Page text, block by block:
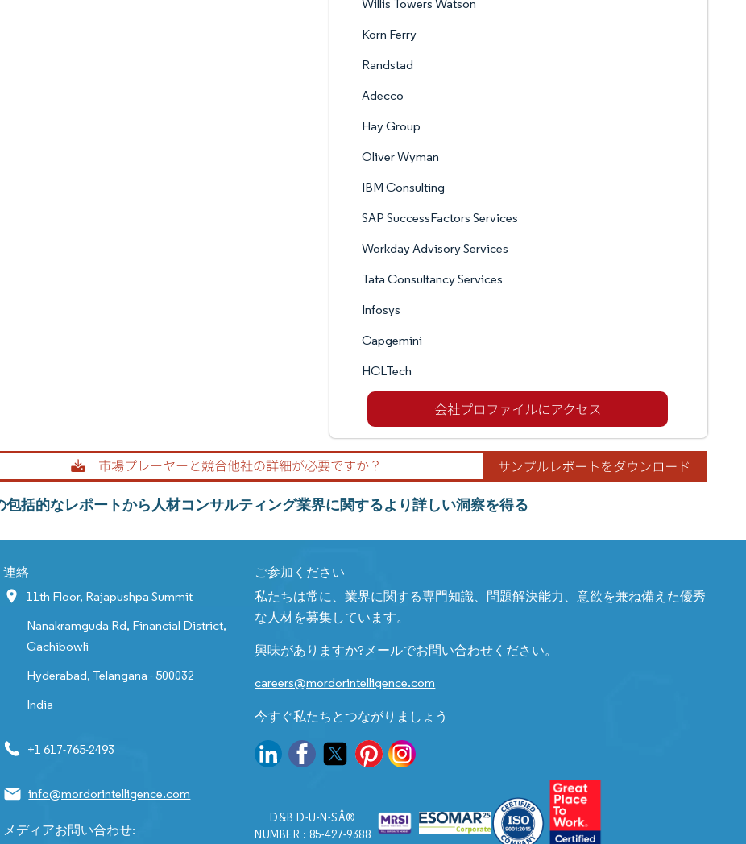
Willis Towers Watson
Korn Ferry
Randstad
Adecco
Hay Group
Oliver Wyman
IBM Consulting
SAP SuccessFactors Services
Workday Advisory Services
Tata Consultancy Services
Infosys
Capgemini
HCLTech
包括的なレポートから人材コンサルティング業界に関するより詳しい洞察を得る
連絡
11th Floor, Rajapushpa Summit
Nanakramguda Rd, Financial District,
Gachibowli
Hyderabad, Telangana - 500032
India
+1 617-765-2493
info@mordorintelligence.com
メディアお問い合わせ:
ご参加ください
私たちは常に、業界に関する専門知識、問題解決能力、意欲を兼ね備えた優秀
な人材を募集しています。
興味がありますか?メールでお問い合わせください。
careers@mordorintelligence.com
今すぐ私たちとつながりましょう
D&B D-U-N-SÂ®
NUMBER : 85-427-9388